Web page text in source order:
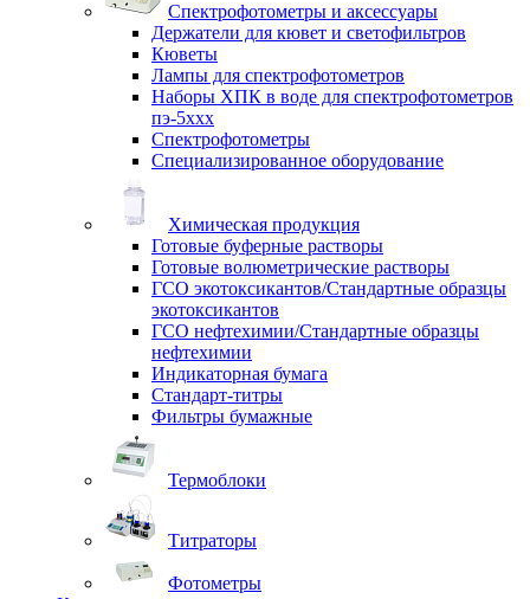
Спектрофотометры и аксессуары
Держатели для кювет и светофильтров
Кюветы
Лампы для спектрофотометров
Наборы ХПК в воде для спектрофотометров
пэ-5ххх
Спектрофотометры
Специализированное оборудование
Химическая продукция
Готовые буферные растворы
Готовые волюметрические растворы
ГСО экотоксикантов/Стандартные образцы
экотоксикантов
ГСО нефтехимии/Стандартные образцы
нефтехимии
Индикаторная бумага
Стандарт-титры
Фильтры бумажные
Термоблоки
Титраторы
Фотометры